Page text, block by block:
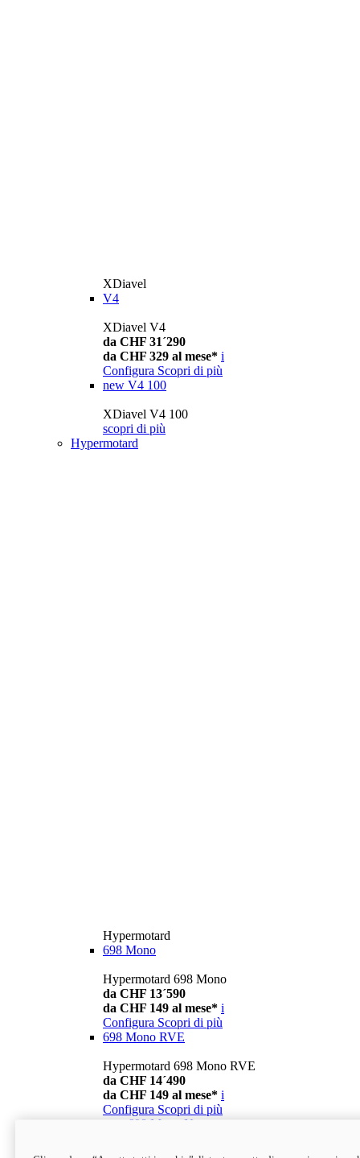
XDiavel
V4
XDiavel V4
da CHF 31´290
da CHF 329 al mese* i
Configura Scopri di più
new V4 100
XDiavel V4 100
scopri di più
Hypermotard
Hypermotard
698 Mono
Hypermotard 698 Mono
da CHF 13´590
da CHF 149 al mese* i
Configura Scopri di più
698 Mono RVE
Hypermotard 698 Mono RVE
da CHF 14´490
da CHF 149 al mese* i
Configura Scopri di più
698 Mono Nera
Hypermotard 698 Mono Nera